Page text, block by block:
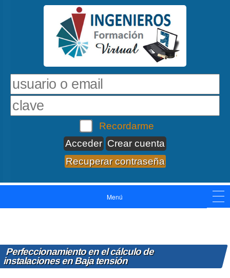
Recordarme
Crear cuenta
Recuperar contraseña
Menú
Perfeccionamiento en el cálculo de
instalaciones en Baja tensión